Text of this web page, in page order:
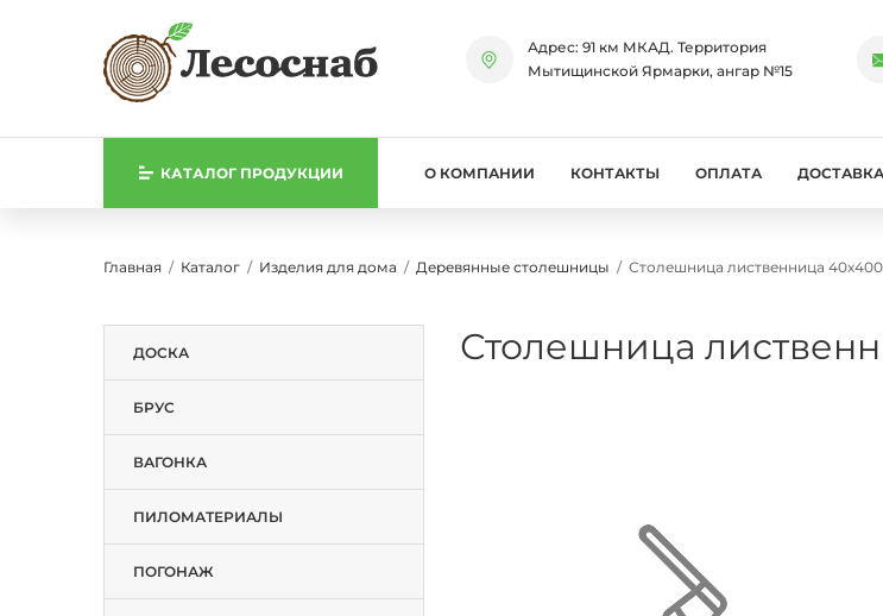
Адрес: 91 км МКАД. Территория
Мытищинской Ярмарки, ангар №15
КАТАЛОГ ПРОДУКЦИИ О КОМПАНИИ КОНТАКТЫ ОПЛАТА ДОСТАВКА
Главная Каталог Изделия для дома Деревянные столешницы Столешница лиственница
ДОСКА
БРУС
ВАГОНКА
ПИЛОМАТЕРИАЛЫ
ПОГОНАЖ
Столешница